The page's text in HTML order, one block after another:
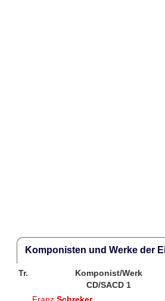
Komponisten und Werke der
Tr. Komponist/Werk
CD/SACD 1